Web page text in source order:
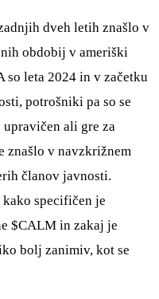
dveh letih znašlo v
obdobij v ameriški
leta 2024 in v začetku
potrošniki pa so se
ali gre za
znašlo v navzkrižnem
članov javnosti.
specifičen je
$CALM in zakaj je
bolj zanimiv, kot se